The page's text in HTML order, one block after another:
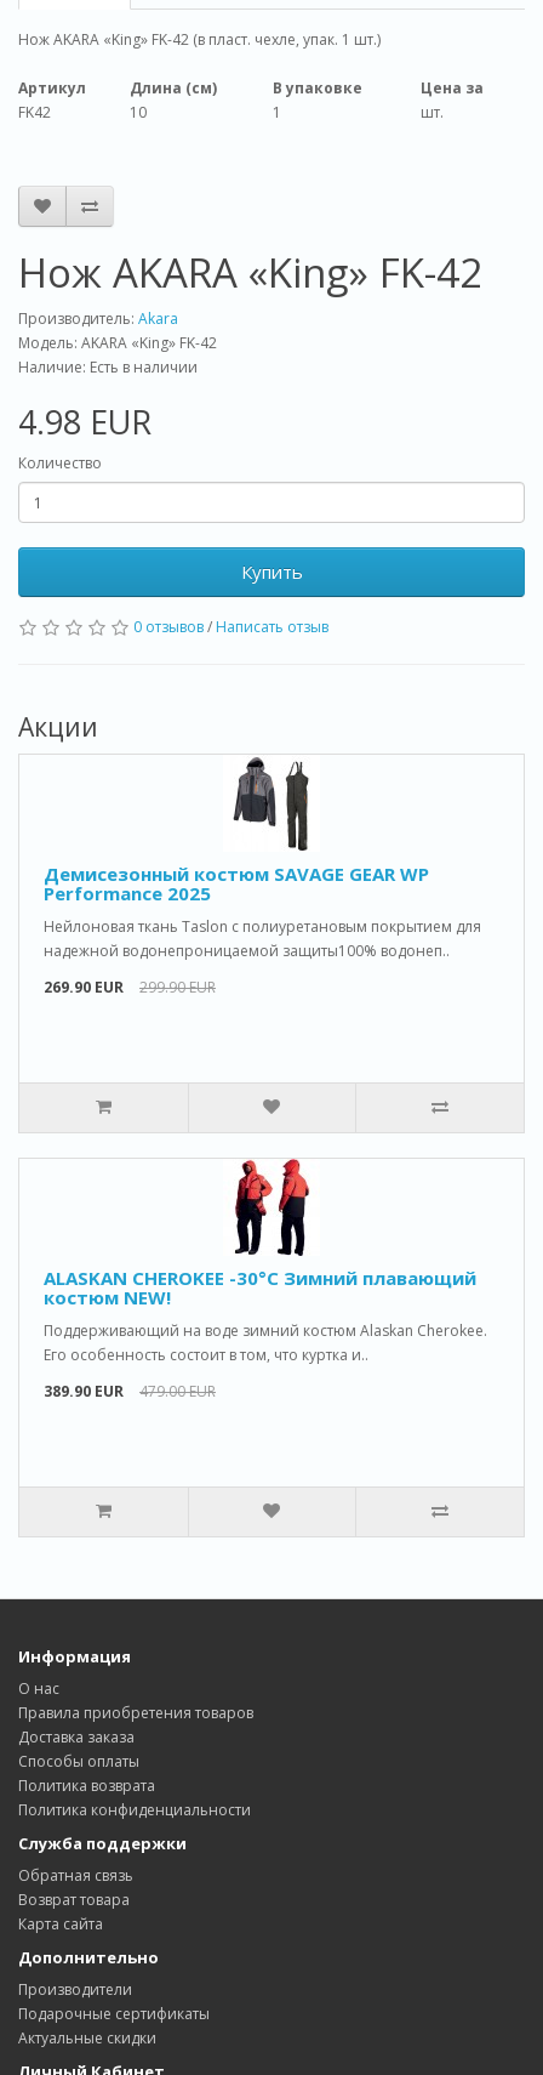
Нож AKARA «King» FK-42 (в пласт. чехле, упак. 1 шт.)
Артикул Длина (cм) В упаковке
Цена за
FK42
10 1 шт.
Нож AKARA «King» FK-42
Производитель: Akara
Модель: AKARA «King» FK-42
Наличие: Есть в наличии
4.98 EUR
Количество
Купить
0 отзывов/ Написать отзыв
Акции
Демисезонный костюм SAVAGE GEAR WP
Performance 2025
Нейлоновая ткань Taslon с полиуретановым покрытием для
надежной водонепроницаемой защиты100% водонеп..
269.90 EUR
299.90 EUR
ALASKAN CHEROKEE -30°C Зимний плавающий
костюм NEW!
Поддерживающий на воде зимний костюм Alaskan Cherokee.
Его особенность состоит в том, что куртка и..
389.90 EUR
479.00 EUR
Информация
О нас
Правила приобретения товаров
Доставка заказa
Способы оплаты
Политика возвратa
Политика конфиденциальности
Служба поддержки
Обратная связь
Возврат товара
Карта сайта
Дополнительно
Производители
Подарочные сертификаты
Актуальные скидки